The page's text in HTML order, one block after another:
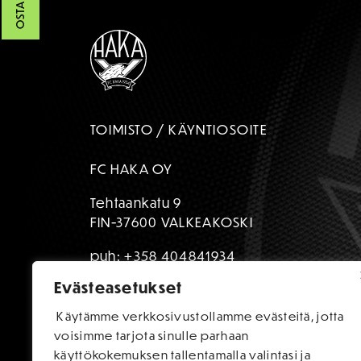
Evästeasetukset
Käytämme verkkosivustollamme evästeitä, jotta
voisimme tarjota sinulle parhaan
käyttökokemuksen tallentamalla valintasi ja
TOIMISTO / KÄYNTIOSOITE
FC HAKA OY
Tehtaankatu 9
FIN-37600 VALKEAKOSKI
puh:+358 404841934
toimisto@fchaka.fi